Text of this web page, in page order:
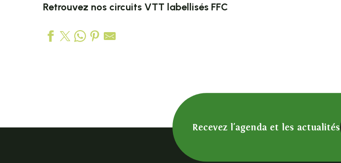
Retrouvez nos circuits VTT labellisés FFC
2 - Le Bois de Peybrousson
Recevez l'agenda et les actualités